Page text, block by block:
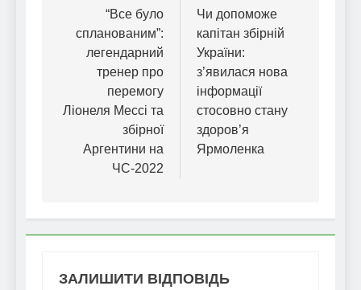
записів“Все було
спланованим”:
легендарний
тренер про
перемогу
Ліонеля Мессі та
збірної
Аргентини на
ЧС-2022
Чи допоможе
капітан збірній
України:
з’явилася нова
інформації
стосовно стану
здоров’я
Ярмоленка
ЗАЛИШИТИ ВІДПОВІДЬ